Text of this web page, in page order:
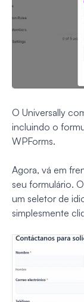
O Universally
incluindo o
WPForms.
Agora, vá em
seu formulário.
um seletor de
simplesmente